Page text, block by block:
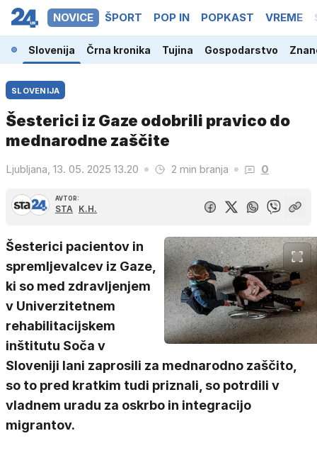
NOVICE ŠPORT POP IN POPKAST VREME
Slovenija Črna kronika Tujina Gospodarstvo
SLOVENIJA
Šesterici iz Gaze odobrili pravico do
mednarodne zaščite
Ljubljana, 13. 05. 2025 13.20 2 min branja 0
AVTOR:
STA K.H.
Šesterici pacientov in
spremljevalcev iz Gaze,
ki so med zdravljenjem
v Univerzitetnem
rehabilitacijskem
inštitutu Soča v
Sloveniji lani zaprosili za mednarodno zaščito,
so to pred kratkim tudi priznali, so potrdili v
vladnem uradu za oskrbo in integracijo
migrantov.